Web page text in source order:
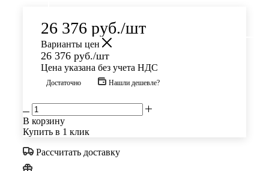
26 376 руб./шт
Варианты цен
26 376 руб./шт
Цена указана без учета НДС
Достаточно Нашли дешевле?
В корзину
Купить в 1 клик
Рассчитать доставку